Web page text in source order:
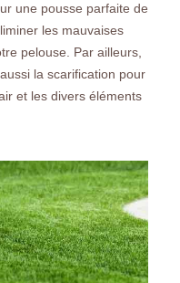
une pousse parfaite de
les mauvaises
pelouse. Par ailleurs,
la scarification pour
et les divers éléments